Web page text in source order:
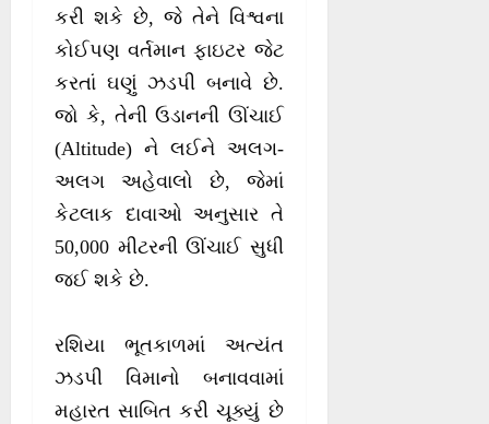
કરી શકે છે, જે તેને વિશ્વના
કોઈપણ વર્તમાન ફાઇટર જેટ
કરતાં ઘણું ઝડપી બનાવે છે.
જો કે, તેની ઉડાનની ઊંચાઈ
(Altitude) ને લઈને અલગ-
અલગ અહેવાલો છે, જેમાં
કેટલાક દાવાઓ અનુસાર તે
50,000 મીટરની ઊંચાઈ સુધી
જઈ શકે છે.
રશિયા ભૂતકાળમાં અત્યંત
ઝડપી વિમાનો બનાવવામાં
મહારત સાબિત કરી ચૂક્યું છે